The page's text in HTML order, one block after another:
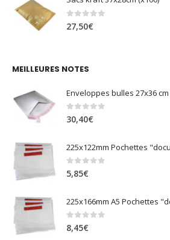
0sur 5
27,50€
MEILLEURES NOTES
Enveloppes bulles 27x36 cm
0sur 5
30,40€
225x122mm Pochettes
0 sur 5
5,85€
0 sur 5
8,45€